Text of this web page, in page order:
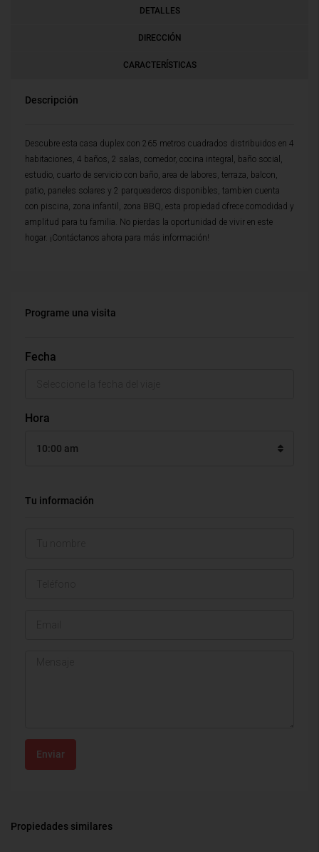
DETALLES
DIRECCIÓN
CARACTERÍSTICAS
Descripción
Descubre esta casa duplex con 265 metros cuadrados distribuidos en 4
habitaciones, 4 baños, 2 salas, comedor, cocina integral, baño social,
estudio, cuarto de servicio con baño, area de labores, terraza, balcon,
patio, paneles solares y 2 parqueaderos disponibles, tambien cuenta
con piscina, zona infantil, zona BBQ, esta propiedad ofrece comodidad y
amplitud para tu familia. No pierdas la oportunidad de vivir en este
hogar. ¡Contáctanos ahora para más información!
Programe una visita
Fecha
Hora
10:00 am
Tu información
Enviar
Propiedades similares